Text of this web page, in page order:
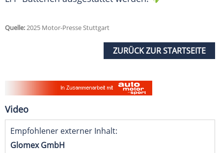
Quelle:2025 Motor-Presse Stuttgart
ZURÜCK ZUR STARTSEITE
Video
Empfohlener externer Inhalt:
Glomex GmbH